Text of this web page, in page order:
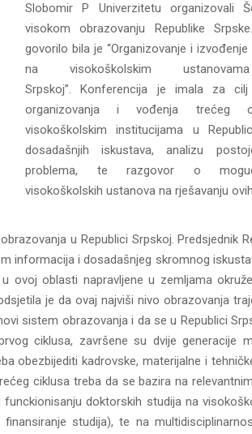
Slobomir P Univerzitetu organizovali
visokom obrazovanju Republike
govorilo bila je “Organizovanje i
na visokoškolskim
Srpskoj”. Konferencija je imala za
organizovanja i vođenja trećeg
visokoškolskim institucijama u
dosadašnjih iskustava, analizu
problema, te razgovor o
visokoškolskih ustanova na rješavanju
u Republici Srpskoj. Predsjednik
informacija i dosadašnjeg skromnog
oblasti napravljene u zemljama
je da ovaj najviši nivo obrazovanja
sistem obrazovanja i da se u Republici
ciklusa, završene su dvije generacije
obezbijediti kadrovske, materijalne i
ciklusa treba da se bazira na
doktorskih studija na
studija), te na